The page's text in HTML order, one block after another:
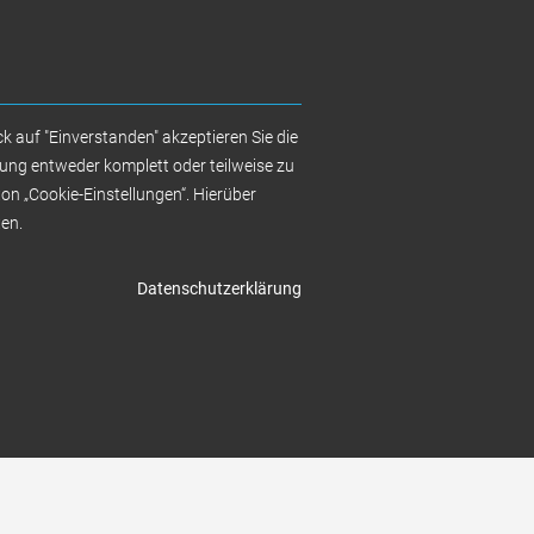
auf "Einverstanden" akzeptieren Sie die
entweder komplett oder teilweise zu
„Cookie-Einstellungen“. Hierüber
Datenschutzerklärung